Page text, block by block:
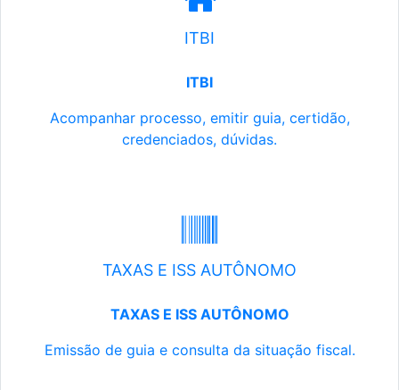
ITBI
ITBI
Acompanhar processo, emitir guia, certidão,
credenciados, dúvidas.
TAXAS E ISS AUTÔNOMO
TAXAS E ISS AUTÔNOMO
Emissão de guia e consulta da situação fiscal.